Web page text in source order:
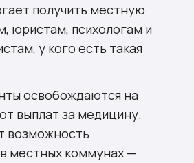
получить местную
юристам, психологам и
у кого есть такая
освобождаются на
выплат за медицину.
возможность
местных коммунах —